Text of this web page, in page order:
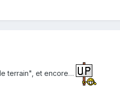
terrain", et encore…